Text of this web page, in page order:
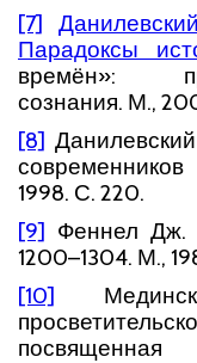
[7]
Парадоксы
времён»:
сознания. М.,
[8]
1998. С. 220.
[9] Феннел Дж.
1200–1304. М.,
[10]